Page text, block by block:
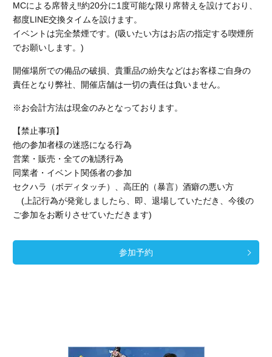
MCによる席替え‼︎約20分に1度可能な限り席替えを設けており、
都度LINE交換タイムを設けます。
イベントは完全禁煙です。(吸いたい方はお店の指定する喫煙所
でお願いします。)
開催場所での備品の破損、貴重品の紛失などはお客様ご自身の
責任となり弊社、開催店舗は一切の責任は負いません。
※お会計方法は現金のみとなっております。
【禁止事項】
他の参加者様の迷惑になる行為
営業・販売・全ての勧誘行為
同業者・イベント関係者の参加
セクハラ（ボディタッチ）、高圧的（暴言）酒癖の悪い方
(上記行為が発覚しましたら、即、退場していただき、今後の
ご参加をお断りさせていただきます)
参加予約